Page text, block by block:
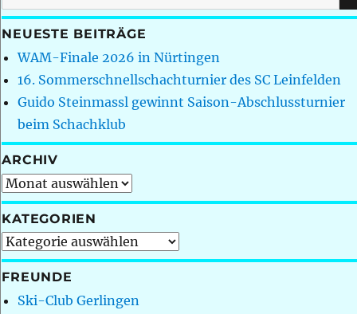
nach:
NEUESTE BEITRÄGE
WAM-Finale 2026 in Nürtingen
16. Sommerschnellschachturnier des SC Leinfelden
Guido Steinmassl gewinnt Saison-Abschlussturnier
beim Schachklub
ARCHIV
Archiv
KATEGORIEN
Kategorien
FREUNDE
Ski-Club Gerlingen